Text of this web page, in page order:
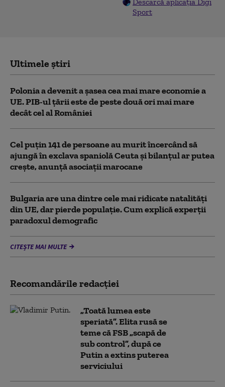
Sport
Ultimele știri
Polonia a devenit a șasea cea mai mare economie a
UE. PIB-ul țării este de peste două ori mai mare
decât cel al României
Cel puţin 141 de persoane au murit încercând să
ajungă în exclava spaniolă Ceuta şi bilanţul ar putea
creşte, anunță asociații marocane
Bulgaria are una dintre cele mai ridicate natalități
din UE, dar pierde populație. Cum explică experții
paradoxul demografic
CITEȘTE MAI MULTE
Recomandările redacţiei
„Toată lumea este
speriată”. Elita rusă se
teme că FSB „scapă de
sub control”, după ce
Putin a extins puterea
serviciului